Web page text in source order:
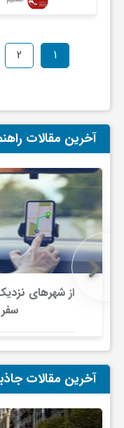
1
2
آخرین مقالات
از شهرهای
آخرین مقالات